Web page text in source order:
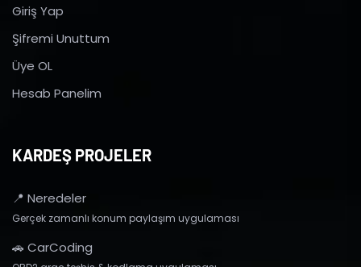
Giriş Yap
Şifremi Unuttum
Üye OL
Hesab Panelim
KARDEŞ PROJELER
📍 Neredeler
Gerçek zamanlı konum paylaşım uygulaması
🚗 CarCoding